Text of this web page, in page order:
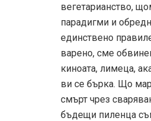
вегетарианство,
парадигми и
единствено
варено, сме
киноата, лимеца,
ви се бърка. Що
смърт чрез
бъдещи пиленца